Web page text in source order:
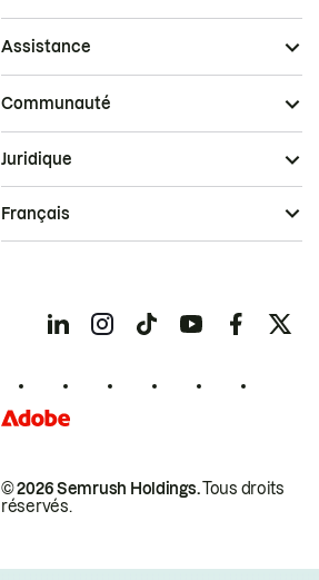
Assistance
Communauté
© 2026 Semrush Holdings.Tous droits
réservés.
Juridique
Français